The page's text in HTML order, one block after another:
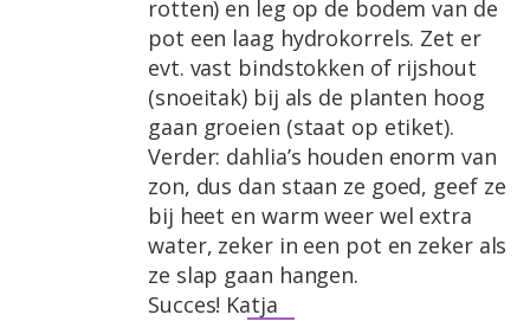
rotten) en leg op de bodem van de
pot een laag hydrokorrels. Zet er
evt. vast bindstokken of rijshout
(snoeitak) bij als de planten hoog
gaan groeien (staat op etiket).
Verder: dahlia’s houden enorm van
zon, dus dan staan ze goed, geef ze
bij heet en warm weer wel extra
water, zeker in een pot en zeker als
ze slap gaan hangen.
Succes! Katja